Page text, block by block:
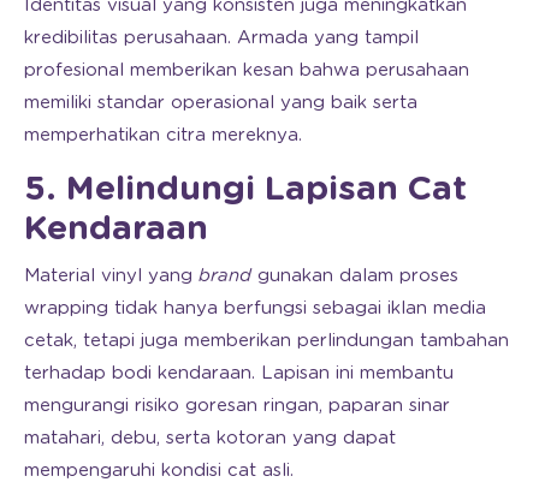
Identitas visual yang konsisten juga meningkatkan
kredibilitas perusahaan. Armada yang tampil
profesional memberikan kesan bahwa perusahaan
memiliki standar operasional yang baik serta
memperhatikan citra mereknya.
5. Melindungi Lapisan Cat
Kendaraan
Material vinyl yang brand gunakan dalam proses
wrapping tidak hanya berfungsi sebagai iklan media
cetak, tetapi juga memberikan perlindungan tambahan
terhadap bodi kendaraan. Lapisan ini membantu
mengurangi risiko goresan ringan, paparan sinar
matahari, debu, serta kotoran yang dapat
mempengaruhi kondisi cat asli.